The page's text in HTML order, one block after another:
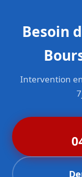
Besoin
Intervention